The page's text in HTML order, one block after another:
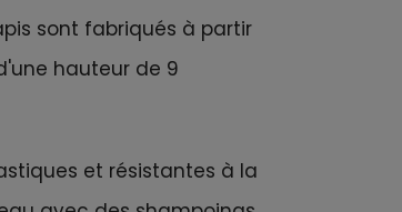
sont fabriqués à partir
hauteur de 9
et résistantes à la